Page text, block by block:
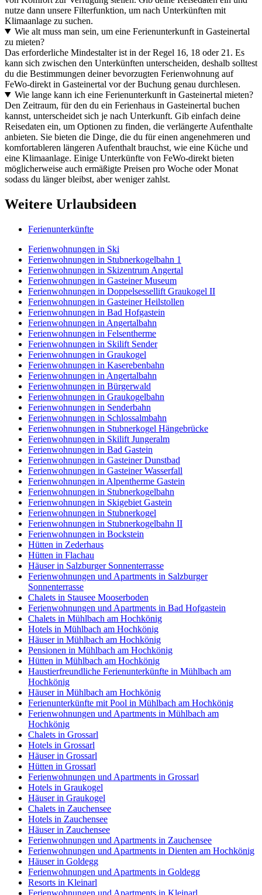
nutze dann unsere Filterfunktion, um nach Unterkünften mit
Klimaanlage zu suchen.
Wie alt muss man sein, um eine Ferienunterkunft in Gasteinertal
zu mieten?
Das erforderliche Mindestalter ist in der Regel 16, 18 oder 21. Es
kann sich zwischen den Unterkünften unterscheiden, deshalb solltest
du die Bestimmungen deiner bevorzugten Ferienwohnung auf
FeWo-direkt in Gasteinertal vor der Buchung genau durchlesen.
Wie lange kann ich eine Ferienunterkunft in Gasteinertal mieten?
Den Zeitraum, für den du ein Ferienhaus in Gasteinertal buchen
kannst, unterscheidet sich je nach Unterkunft. Gib einfach deine
Reisedaten ein, um Optionen zu finden, die verlängerte Aufenthalte
anbieten. Sie bieten die Dinge, die du für einen angenehmeren und
komfortableren längeren Aufenthalt brauchst, wie eine Küche und
eine Klimaanlage. Einige Unterkünfte von FeWo-direkt bieten
möglicherweise auch ermäßigte Preisen pro Woche oder Monat
sodass du länger bleibst, aber weniger zahlst.
Weitere Urlaubsideen
Ferienunterkünfte
Ferienwohnungen in Ski
Ferienwohnungen in Stubnerkogelbahn 1
Ferienwohnungen in Skizentrum Angertal
Ferienwohnungen in Gasteiner Museum
Ferienwohnungen in Doppelsessellift Graukogel II
Ferienwohnungen in Gasteiner Heilstollen
Ferienwohnungen in Bad Hofgastein
Ferienwohnungen in Angertalbahn
Ferienwohnungen in Felsentherme
Ferienwohnungen in Skilift Sender
Ferienwohnungen in Graukogel
Ferienwohnungen in Kaserebenbahn
Ferienwohnungen in Angertalbahn
Ferienwohnungen in Bürgerwald
Ferienwohnungen in Graukogelbahn
Ferienwohnungen in Senderbahn
Ferienwohnungen in Schlossalmbahn
Ferienwohnungen in Stubnerkogel Hängebrücke
Ferienwohnungen in Skilift Jungeralm
Ferienwohnungen in Bad Gastein
Ferienwohnungen in Gasteiner Dunstbad
Ferienwohnungen in Gasteiner Wasserfall
Ferienwohnungen in Alpentherme Gastein
Ferienwohnungen in Stubnerkogelbahn
Ferienwohnungen in Skigebiet Gastein
Ferienwohnungen in Stubnerkogel
Ferienwohnungen in Stubnerkogelbahn II
Ferienwohnungen in Bockstein
Hütten in Zederhaus
Hütten in Flachau
Häuser in Salzburger Sonnenterrasse
Ferienwohnungen und Apartments in Salzburger
Sonnenterrasse
Chalets in Stausee Mooserboden
Ferienwohnungen und Apartments in Bad Hofgastein
Chalets in Mühlbach am Hochkönig
Hotels in Mühlbach am Hochkönig
Häuser in Mühlbach am Hochkönig
Pensionen in Mühlbach am Hochkönig
Hütten in Mühlbach am Hochkönig
Haustierfreundliche Ferienunterkünfte in Mühlbach am
Hochkönig
Häuser in Mühlbach am Hochkönig
Ferienunterkünfte mit Pool in Mühlbach am Hochkönig
Ferienwohnungen und Apartments in Mühlbach am
Hochkönig
Chalets in Grossarl
Hotels in Grossarl
Häuser in Grossarl
Hütten in Grossarl
Ferienwohnungen und Apartments in Grossarl
Hotels in Graukogel
Häuser in Graukogel
Chalets in Zauchensee
Hotels in Zauchensee
Häuser in Zauchensee
Ferienwohnungen und Apartments in Zauchensee
Ferienwohnungen und Apartments in Dienten am Hochkönig
Häuser in Goldegg
Ferienwohnungen und Apartments in Goldegg
Resorts in Kleinarl
Ferienwohnungen und Apartments in Kleinarl